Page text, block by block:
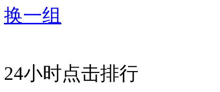
换一组
24小时点击排行